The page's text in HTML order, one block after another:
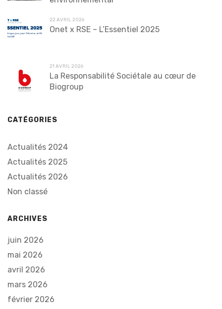
22 AVRIL 2026
Onet x RSE – L’Essentiel 2025
21 AVRIL 2026
La Responsabilité Sociétale au cœur de
Biogroup
CATÉGORIES
Actualités 2024
Actualités 2025
Actualités 2026
Non classé
ARCHIVES
juin 2026
mai 2026
avril 2026
mars 2026
février 2026